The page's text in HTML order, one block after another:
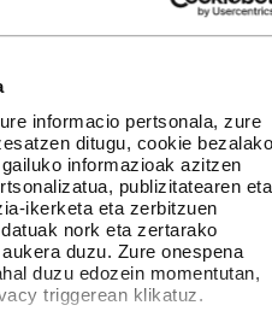
informacio pertsonala, zure
ditugu, cookie bezalako
informazioak azitzen
publizitatearen eta
ikerketa eta zerbitzuen
nork eta zertarako
duzu. Zure onespena
duzu edozein momentutan,
triggerean klikatuz.